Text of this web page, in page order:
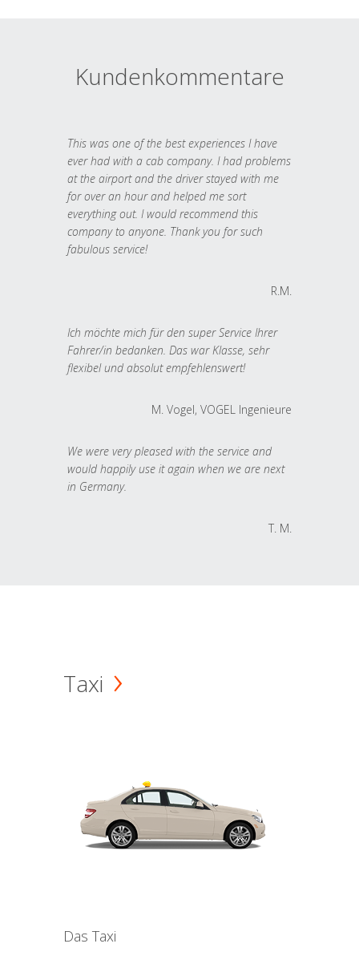
Kundenkommentare
This was one of the best experiences I have
ever had with a cab company. I had problems
at the airport and the driver stayed with me
for over an hour and helped me sort
everything out. I would recommend this
company to anyone. Thank you for such
fabulous service!
R.M.
Ich möchte mich für den super Service Ihrer
Fahrer/in bedanken. Das war Klasse, sehr
flexibel und absolut empfehlenswert!
M. Vogel, VOGEL Ingenieure
We were very pleased with the service and
would happily use it again when we are next
in Germany.
T. M.
Taxi
Das Taxi